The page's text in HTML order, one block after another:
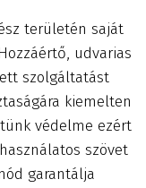
területén saját
udvarias
szolgáltatást
kiemelten
védelme ezért
szövet
garantálja